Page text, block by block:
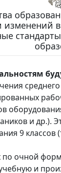
изменений
и др.).
9
по очной
и